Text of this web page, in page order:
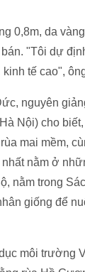
0,8m, da
"Tôi dự
tế cao",
nguyên
Nội) cho
mai mềm,
nằm ở
nằm trong
giống để
môi trường